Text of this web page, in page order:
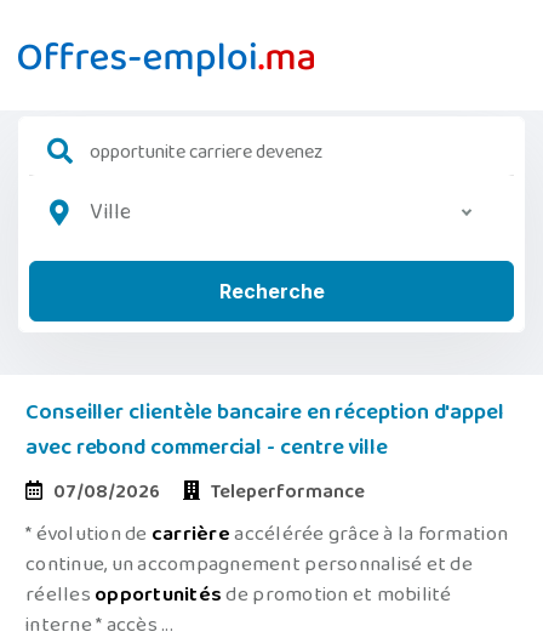
Ville
Recherche
Conseiller clientèle bancaire en réception d'appel
avec rebond commercial - centre ville
07/08/2026 Teleperformance
* évolution de carrièreaccélérée grâce à la formation
continue, un accompagnement personnalisé et de
réellesopportunitésde promotion et mobilité
interne * accès ...